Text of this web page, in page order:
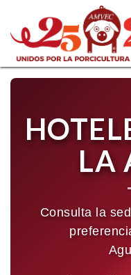
Ir al contenido
LA
Consulta la